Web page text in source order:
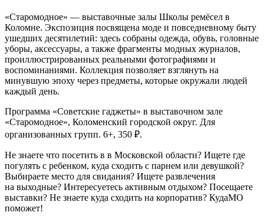
«Старомодное» — выставочные залы Школы ремёсел в
Коломне. Экспозиция посвящена моде и повседневному быту
ушедших десятилетий: здесь собраны одежда, обувь, головные
уборы, аксессуары, а также фрагменты модных журналов,
проиллюстрированных реальными фотографиями и
воспоминаниями. Коллекция позволяет взглянуть на
минувшую эпоху через предметы, которые окружали людей
каждый день.
Программа «Советские гаджеты» в выставочном зале
«Старомодное», Коломенский городской округ. Для
организованных групп. 6+, 350 ₽.
Не знаете что посетить в в Московской области? Ищете где
погулять с ребенком, куда сходить с парнем или девушкой?
Выбираете место для свидания? Ищете развлечения
на выходные? Интересуетесь активным отдыхом? Посещаете
выставки? Не знаете куда сходить на корпоратив? КудаМО
поможет!